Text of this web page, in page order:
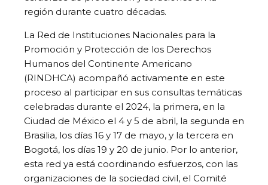
región durante cuatro décadas.
La Red de Instituciones Nacionales para la
Promoción y Protección de los Derechos
Humanos del Continente Americano
(RINDHCA) acompañó activamente en este
proceso al participar en sus consultas temáticas
celebradas durante el 2024, la primera, en la
Ciudad de México el 4 y 5 de abril, la segunda en
Brasilia, los días 16 y 17 de mayo, y la tercera en
Bogotá, los días 19 y 20 de junio. Por lo anterior,
esta red ya está coordinando esfuerzos, con las
organizaciones de la sociedad civil, el Comité